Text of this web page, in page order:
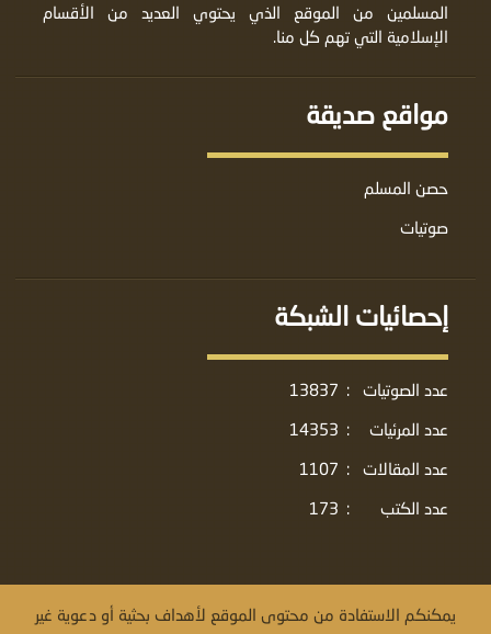
المسلمين من الموقع الذي يحتوي العديد من الأقسام
الإسلامية التي تهم كل منا.
مواقع صديقة
حصن المسلم
صوتيات
إحصائيات الشبكة
عدد الصوتيات :
13837
عدد المرئيات
:
14353
عدد المقالات
:
1107
عدد الكتب
:
173
يمكنكم الاستفادة من محتوى الموقع لأهداف بحثية أو دعوية غير